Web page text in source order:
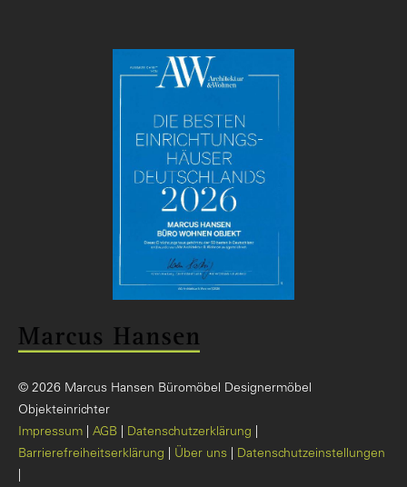
© 2026 Marcus Hansen Büromöbel Designermöbel
Objekteinrichter
Impressum
AGB
Datenschutzerklärung
Barrierefreiheitserklärung
Über uns Datenschutzeinstellungen